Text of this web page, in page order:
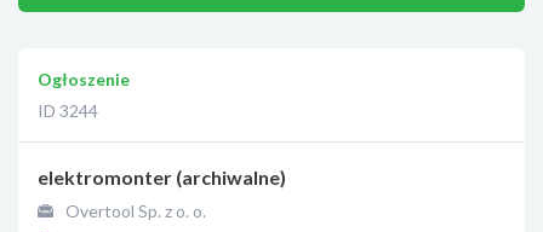
Ogłoszenie
ID 3244
elektromonter (archiwalne)
Overtool Sp. z o. o.